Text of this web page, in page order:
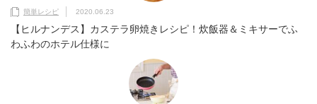
簡単レシピ 2020.06.23
【ヒルナンデス】カステラ卵焼きレシピ！炊飯器＆ミキサーでふ
わふわのホテル仕様に